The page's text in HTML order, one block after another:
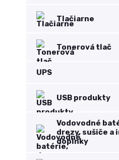
Tlačiarne
Tonerová tlač
UPS
USB produkty
Vodovodné
drezy, sušiče a
doplnky